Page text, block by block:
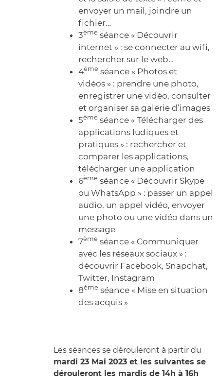
envoyer un mail, joindre un
fichier…
3ème séance « Découvrir
internet » : se connecter au wifi,
rechercher sur le web…
4ème séance « Photos et
vidéos » : prendre une photo,
enregistrer une vidéo, consulter
et organiser sa galerie d’images
5ème séance « Télécharger des
applications ludiques et
pratiques » : rechercher et
comparer les applications,
télécharger une application
6ème séance « Découvrir Skype
ou WhatsApp » : passer un appel
audio, un appel vidéo, envoyer
une photo ou une vidéo dans un
message
7ème séance « Communiquer
avec les réseaux sociaux » :
découvrir Facebook, Snapchat,
Twitter, Instagram
8ème séance « Mise en situation
des acquis »
Les séances se dérouleront à partir du
mardi 23 Mai 2023 et les suivantes se
dérouleront les mardis de 14h à 16h